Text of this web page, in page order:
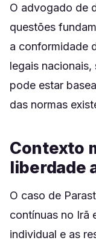
O advogado de
questões
a conformidade
legais
pode estar
das normas
Contexto
liberdade
O caso de
contínuas no Irã
individual e as